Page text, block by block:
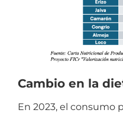
Cambio en la
En 2023, el consumo